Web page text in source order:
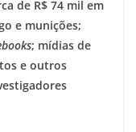
de R$ 74 mil em
e munições;
; mídias de
e outros